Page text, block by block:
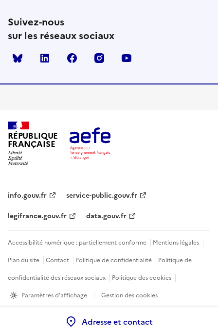
Adresse et contact
Suivez-nous
sur les réseaux sociaux
Bluesky linkedin facebook instagram
RÉPUBLIQUE
FRANÇAISE
info.gouv.fr
service-public.gouv.fr
legifrance.gouv.fr
data.gouv.fr
Accessibilité numérique : partiellement conforme
Mentions légales
Plan du site
Contact Politique de confidentialité
Politique de
confidentialité des réseaux sociaux
Politique des cookies
Paramètres d'affichage
Gestion des cookies
Sauf mention contraire, tous les contenus de ce site sont sous